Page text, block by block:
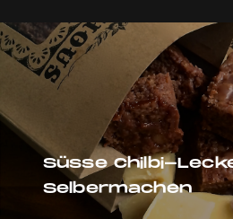
Süsse Chilbi-
Selbermachen